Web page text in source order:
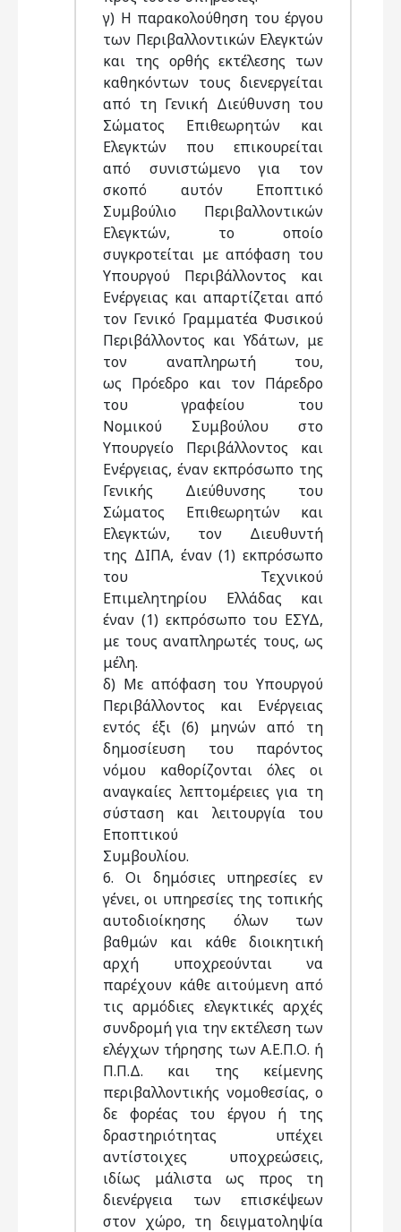
γ) Η παρακολούθηση του έργου
των Περιβαλλοντικών Ελεγκτών
και της ορθής εκτέλεσης των
καθηκόντων τους διενεργείται
από τη Γενική Διεύθυνση του
Σώματος Επιθεωρητών και
Ελεγκτών που επικουρείται
από συνιστώμενο για τον
σκοπό αυτόν Εποπτικό
Συμβούλιο Περιβαλλοντικών
Ελεγκτών, το οποίο
συγκροτείται με απόφαση του
Υπουργού Περιβάλλοντος και
Ενέργειας και απαρτίζεται από
τον Γενικό Γραμματέα Φυσικού
Περιβάλλοντος και Υδάτων, με
τον αναπληρωτή του,
ως Πρόεδρο και τον Πάρεδρο
του γραφείου του
Νομικού Συμβούλου στο
Υπουργείο Περιβάλλοντος και
Ενέργειας, έναν εκπρόσωπο της
Γενικής Διεύθυνσης του
Σώματος Επιθεωρητών και
Ελεγκτών, τον Διευθυντή
της ΔΙΠΑ, έναν (1) εκπρόσωπο
του Τεχνικού
Επιμελητηρίου Ελλάδας και
έναν (1) εκπρόσωπο του ΕΣΥΔ,
με τους αναπληρωτές τους, ως
μέλη.
δ) Με απόφαση του Υπουργού
Περιβάλλοντος και Ενέργειας
εντός έξι (6) μηνών από τη
δημοσίευση του παρόντος
νόμου καθορίζονται όλες οι
αναγκαίες λεπτομέρειες για τη
σύσταση και λειτουργία του
Εποπτικού
Συμβουλίου.
6. Οι δημόσιες υπηρεσίες εν
γένει, οι υπηρεσίες της τοπικής
αυτοδιοίκησης όλων των
βαθμών και κάθε διοικητική
αρχή υποχρεούνται να
παρέχουν κάθε αιτούμενη από
τις αρμόδιες ελεγκτικές αρχές
συνδρομή για την εκτέλεση των
ελέγχων τήρησης των Α.Ε.Π.Ο. ή
Π.Π.Δ. και της κείμενης
περιβαλλοντικής νομοθεσίας, ο
δε φορέας του έργου ή της
δραστηριότητας υπέχει
αντίστοιχες υποχρεώσεις,
ιδίως μάλιστα ως προς τη
διενέργεια των επισκέψεων
στον χώρο, τη δειγματοληψία